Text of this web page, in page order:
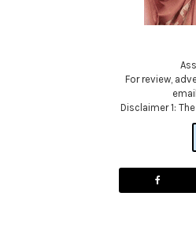
For review,
Disclaimer 1: